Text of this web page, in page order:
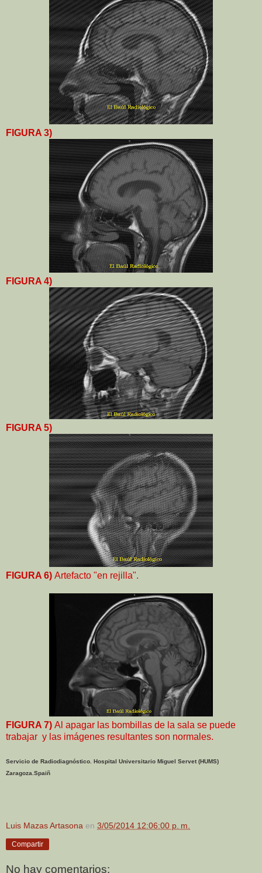
FIGURA 3)
FIGURA 4)
FIGURA 5)
FIGURA 6) Artefacto "en rejilla".
FIGURA 7) Al apagar las bombillas de la sala se puede
trabajar y las imágenes resultantes son normales.
Servicio de Radiodiagnóstico. Hospital Universitario Miguel Servet (HUMS)
Zaragoza.Spaiñ
Luis Mazas Artasona en 3/05/2014 12:06:00 p. m.
Compartir
No hay comentarios: